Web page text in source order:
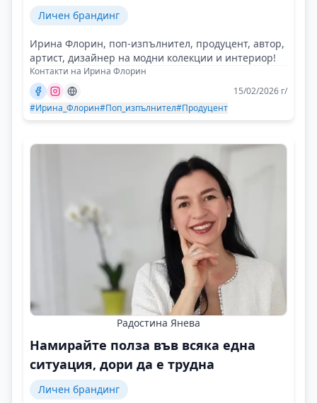
Личен брандинг
Ирина Флорин, поп-изпълнител, продуцент, автор,
артист, дизайнер на модни колекции и интериор!
Контакти на Ирина Флорин
15/02/2026 г/
#Ирина_Флорин#Поп_изпълнител#Продуцент
Радостина Янева
Намирайте полза във всяка една
ситуация, дори да е трудна
Личен брандинг